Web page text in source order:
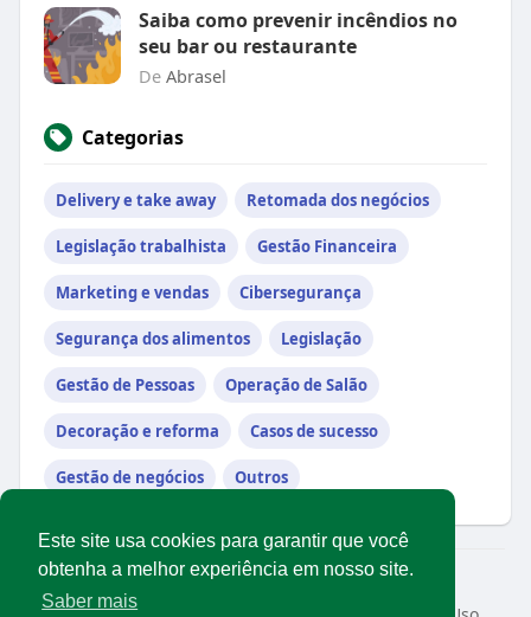
Este site usa cookies para garantir que você
obtenha a melhor experiência em nosso site.
Saber mais
Saiba como prevenir incêndios no
seu bar ou restaurante
De Abrasel
Categorias
Delivery e take away Retomada dos negócios
Legislação trabalhista Gestão Financeira
Marketing e vendas Cibersegurança
Segurança dos alimentos Legislação
Gestão de Pessoas Operação de Salão
Decoração e reforma Casos de sucesso
Gestão de negócios Outros
© 2026 Rede Abrasel